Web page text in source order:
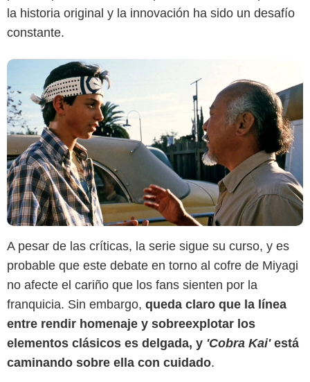
la historia original y la innovación ha sido un desafío
constante.
A pesar de las críticas, la serie sigue su curso, y es
probable que este debate en torno al cofre de Miyagi
no afecte el cariño que los fans sienten por la
franquicia. Sin embargo, queda claro que la línea
entre rendir homenaje y sobreexplotar los
elementos clásicos es delgada, y 'Cobra Kai'está
caminando sobre ella con cuidado.